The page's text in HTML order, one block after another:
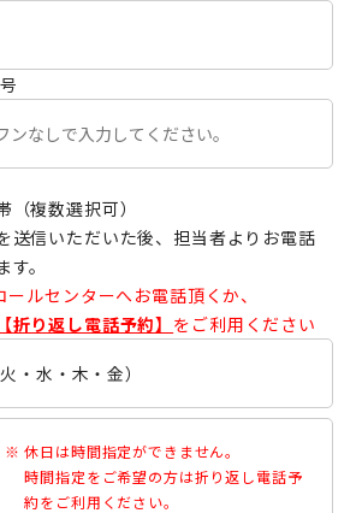
（複数選択可）
送信いただいた後、担当者よりお電話
。
ールセンターへお電話頂くか、
【折り返し電話予約】 をご利用ください
・水・木・金）
休日は時間指定ができません。
時間指定をご希望の方は折り返し電話予
約をご利用ください。